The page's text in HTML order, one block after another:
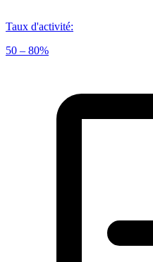
Taux d'activité:
50 – 80%